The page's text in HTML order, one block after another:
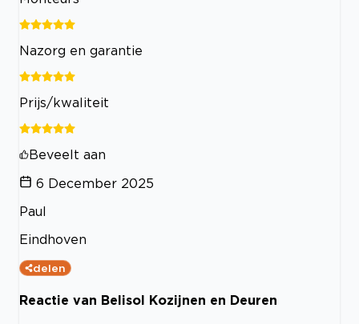
Nazorg en garantie
Prijs/kwaliteit
Beveelt aan
6 December 2025
Paul
Eindhoven
delen
Reactie van Belisol Kozijnen en Deuren